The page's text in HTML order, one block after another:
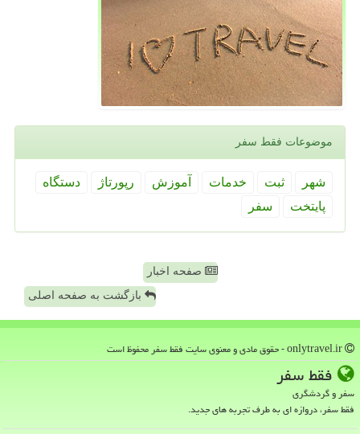
موضوعات فقط سفر
شهر ثبت خدمات آموزش رپورتاژ
دستگاه
پایتخت
سفر
صفحه اخبار
بازگشت به صفحه اصلی
فقط سفر
سفر و گردشگری
فقط سفر، دروازه ای به طرف تجربه های جدید.